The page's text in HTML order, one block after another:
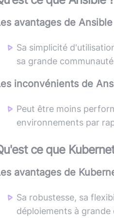
avantages de Ansible
Sa simplicité
sa grande
inconvénients de
Peut être moins
environnements par
ce que
avantages de
Sa robustesse, sa
déploiements à grande